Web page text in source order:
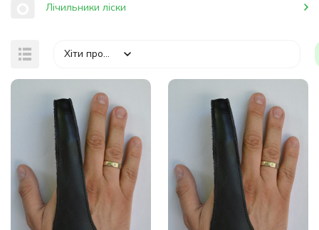
Лічильники ліски
Хіти продажів